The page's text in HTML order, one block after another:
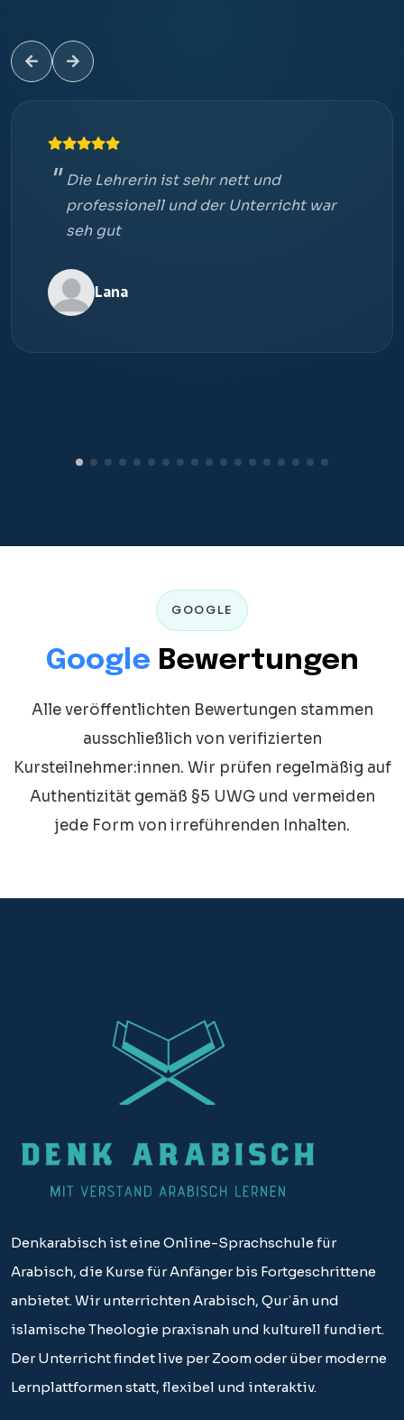
Die Lehrerin ist sehr nett und
professionell und der Unterricht war
seh gut
Lana
GOOGLE
Google Bewertungen
Alle veröffentlichten Bewertungen stammen
ausschließlich von verifizierten
Kursteilnehmer:innen. Wir prüfen regelmäßig auf
Authentizität gemäß §5 UWG und vermeiden
jede Form von irreführenden Inhalten.
Denkarabisch ist eine Online-Sprachschule für
Arabisch, die Kurse für Anfänger bis Fortgeschrittene
anbietet. Wir unterrichten Arabisch, Qurʾān und
islamische Theologie praxisnah und kulturell fundiert.
Der Unterricht findet live per Zoom oder über moderne
Lernplattformen statt, flexibel und interaktiv.